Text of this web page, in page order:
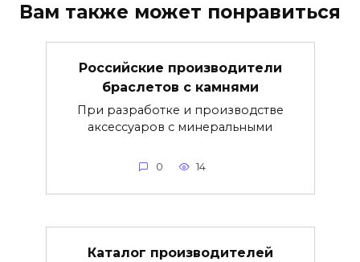
Вам также может понравиться
Российские производители
браслетов с камнями
При разработке и производстве
аксессуаров с минеральными
0 14
Каталог производителей